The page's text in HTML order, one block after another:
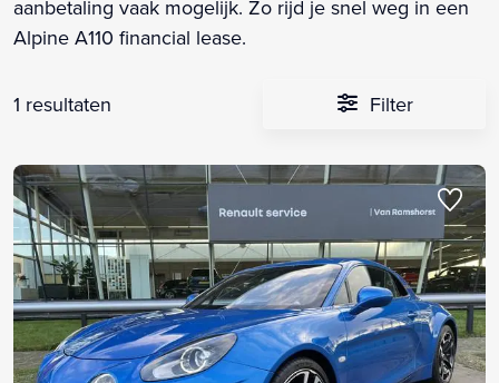
aanbetaling vaak mogelijk. Zo rijd je snel weg in een
Alpine A110 financial lease.
1 resultaten Filter